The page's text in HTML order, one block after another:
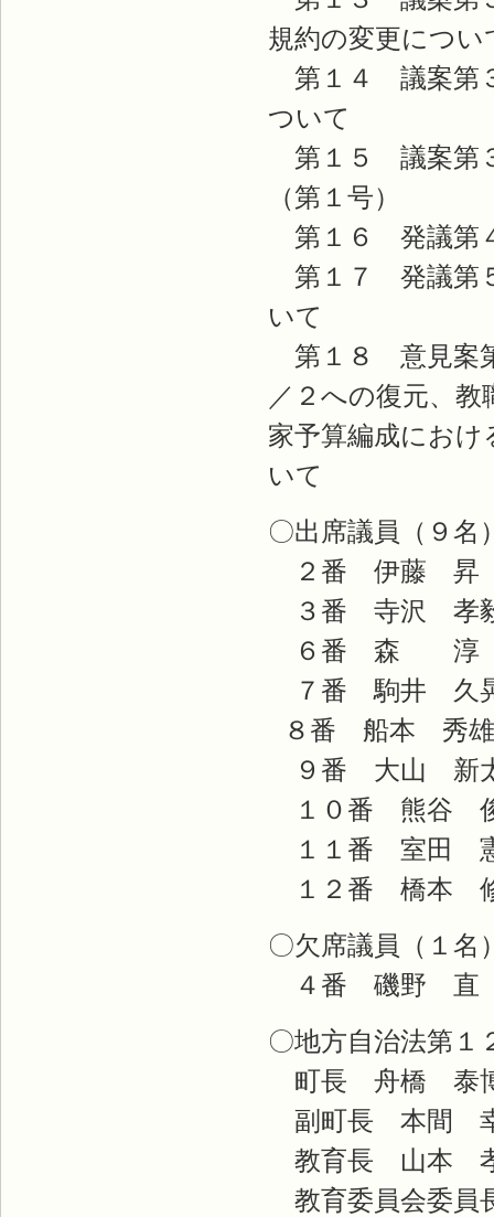
規約の変更につい
第１４ 議案第
ついて
第１５ 議案第
（第１号）
第１６ 発議第
第１７ 発議第
いて
第１８ 意見案
／２への復元、
家予算編成におけ
いて
〇出席議員（９名
２番 伊藤 昇
３番 寺沢 孝
６番 森 淳
７番 駒井 久
８番 船本 秀
９番 大山 新
１０番 熊谷
１１番 室田
１２番 橋本
〇欠席議員（１名
４番 磯野 直
〇地方自治法第
町長 舟橋 泰
副町長 本間
教育長 山本
教育委員会委